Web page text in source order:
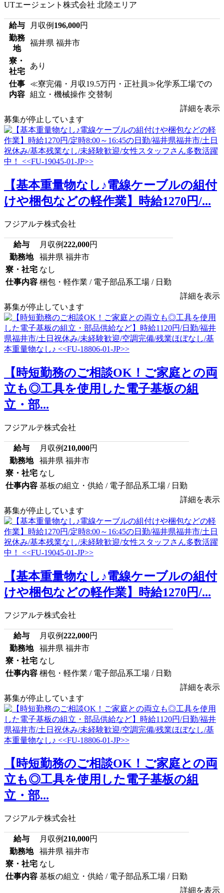
UTエージェント株式会社 北陸エリア
給与 月収例 196,000円
勤務
地
福井県 福井市
寮・
社宅
あり
仕事
内容
≪寮完備・月収19.5万円・正社員≫化学系工場での
組立・機械操作 交替制
詳細を表示
募集が停止しています
【基本重量物なし♪電線ケーブルの組付
けや梱包などの軽作業】時給1270円/...
フジアルテ株式会社
給与 月収例222,000円
勤務地
福井県 福井市
寮・社宅 なし
仕事内容 梱包・軽作業 / 電子部品系工場 / 日勤
詳細を表示
募集が停止しています
【時短勤務のご相談OK！ご家庭との両
立も◎工具を使用した電子基板の組
立・部...
フジアルテ株式会社
給与 月収例210,000円
勤務地
福井県 福井市
寮・社宅 なし
仕事内容 基板の組立・供給 / 電子部品系工場 / 日勤
詳細を表示
募集が停止しています
【基本重量物なし♪電線ケーブルの組付
けや梱包などの軽作業】時給1270円/...
フジアルテ株式会社
給与 月収例222,000円
勤務地
福井県 福井市
寮・社宅 なし
仕事内容 梱包・軽作業 / 電子部品系工場 / 日勤
詳細を表示
募集が停止しています
【時短勤務のご相談OK！ご家庭との両
立も◎工具を使用した電子基板の組
立・部...
フジアルテ株式会社
給与 月収例210,000円
勤務地
福井県 福井市
寮・社宅 なし
仕事内容 基板の組立・供給 / 電子部品系工場 / 日勤
詳細を表示